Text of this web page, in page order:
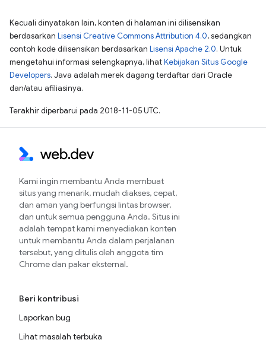
Kecuali dinyatakan lain, konten di halaman ini dilisensikan
berdasarkan Lisensi Creative Commons Attribution 4.0, sedangkan
contoh kode dilisensikan berdasarkan Lisensi Apache 2.0. Untuk
mengetahui informasi selengkapnya, lihatKebijakan Situs Google
Developers. Java adalah merek dagang terdaftar dari Oracle
dan/atau afiliasinya.
Terakhir diperbarui pada 2018-11-05 UTC.
Kami ingin membantu Anda membuat
situs yang menarik, mudah diakses, cepat,
dan aman yang berfungsi lintas browser,
dan untuk semua pengguna Anda. Situs ini
adalah tempat kami menyediakan konten
untuk membantu Anda dalam perjalanan
tersebut, yang ditulis oleh anggota tim
Chrome dan pakar eksternal.
Beri kontribusi
Laporkan bug
Lihat masalah terbuka